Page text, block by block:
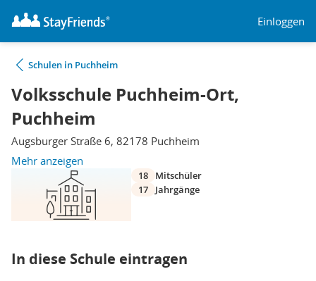
Einloggen
Schulen in Puchheim
Volksschule Puchheim-Ort,
Puchheim
Augsburger Straße 6, 82178 Puchheim
Mehr anzeigen
18
Mitschüler
17
Jahrgänge
In diese Schule eintragen